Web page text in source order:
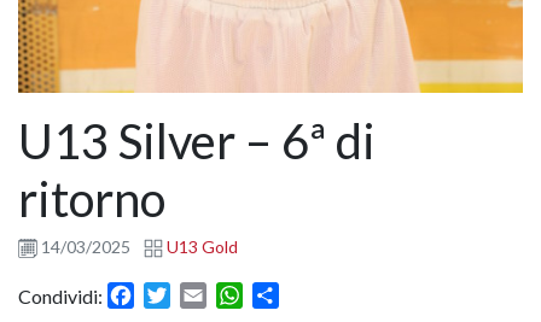
U13 Silver – 6ª di
ritorno
14/03/2025 U13 Gold
Condividi: FacebookTwitter
Email WhatsApp